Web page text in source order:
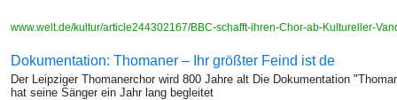
www.welt.de/kultur/article244302167/BBC-schafft-ihren-Chor-ab-Kultureller-
Dokumentation: Thomaner – Ihr größter Feind ist de
Der Leipziger Thomanerchor wird 800 Jahre alt Die Dokumentation
hat seine Sänger ein Jahr lang begleitet